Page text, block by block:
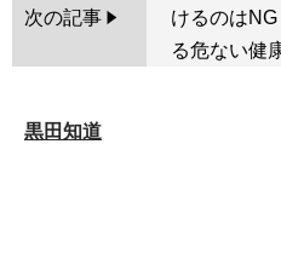
次の記事
けるのは
る危ない健
黒田知道